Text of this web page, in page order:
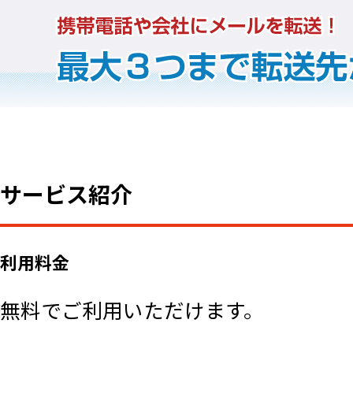
サービス紹介
利用料金
無料でご利用いただけます。